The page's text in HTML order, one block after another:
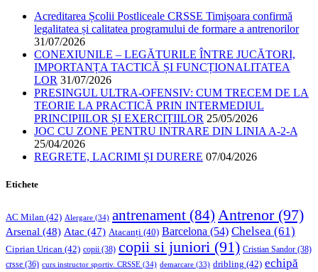
Acreditarea Școlii Postliceale CRSSE Timișoara confirmă
legalitatea și calitatea programului de formare a antrenorilor
31/07/2026
CONEXIUNILE – LEGĂTURILE ÎNTRE JUCĂTORI,
IMPORTANȚA TACTICĂ ȘI FUNCȚIONALITATEA
LOR 31/07/2026
PRESINGUL ULTRA-OFENSIV: CUM TRECEM DE LA
TEORIE LA PRACTICĂ PRIN INTERMEDIUL
PRINCIPIILOR ȘI EXERCIȚIILOR 25/05/2026
JOC CU ZONE PENTRU INTRARE DIN LINIA A-2-A
25/04/2026
REGRETE, LACRIMI ȘI DURERE 07/04/2026
Etichete
AC Milan (42) Alergare (34) antrenament (84) Antrenor(97)
Arsenal (48) Atac (47) Atacanți (40) Barcelona (54) Chelsea (61)
Ciprian Urican (42) copii (38) copii si juniori (91) Cristian Sandor (38)
crsse (36) curs instructor sportiv. CRSSE (34) demarcare (33) dribling (42) echipă